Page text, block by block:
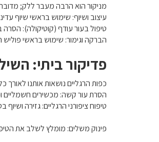
מניקור הוא הרבה מעבר ללק; מדובר
עיצוב ושיוף: שימוש בראשי שיוף
טיפול בעור עודף (קוטיקולה):
הברקה וגימור: שימוש בראשי פוליש
פדיקור ביתי:
כפות הרגליים נושאות אותנו לאורך
הסרת עור קשה: מכשירים חשמליים
טיפוח ציפורני הרגליים: גזירה ושיוף
פינוק משלים: מומלץ לשלב את